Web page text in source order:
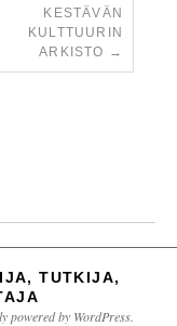
KESTÄVÄN
KULTTUURIN
ARKISTO
TUTKIJA,
powered by WordPress.